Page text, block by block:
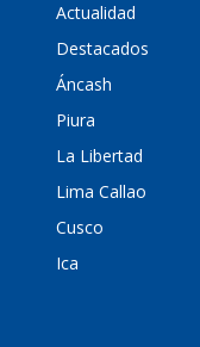
Actualidad
Destacados
Áncash
Piura
La Libertad
Lima Callao
Cusco
Ica